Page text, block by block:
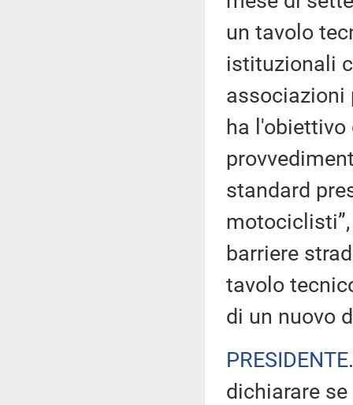
un tavolo
istituzionali
associazioni
ha l'obiettivo
standard
barriere
tavolo
di un nuovo
PRESIDENTE
dichiarare